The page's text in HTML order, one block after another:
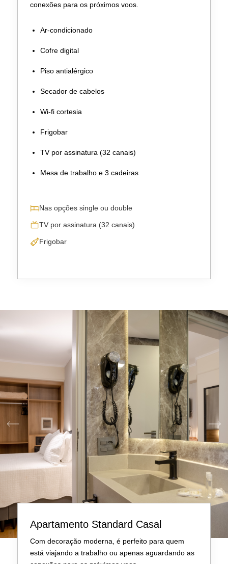
conexões para os próximos voos.
Ar-condicionado
Cofre digital
Piso antialérgico
Secador de cabelos
Wi-fi cortesia
Frigobar
TV por assinatura (32 canais)
Mesa de trabalho e 3 cadeiras
Nas opções single ou double
TV por assinatura (32 canais)
Frigobar
Apartamento Standard Casal
Com decoração moderna, é perfeito para quem
está viajando a trabalho ou apenas aguardando as